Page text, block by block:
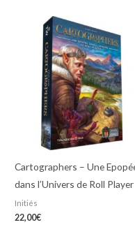
Cartographers – Une
dans l’Univers de Roll Player
Initiés
22,00€